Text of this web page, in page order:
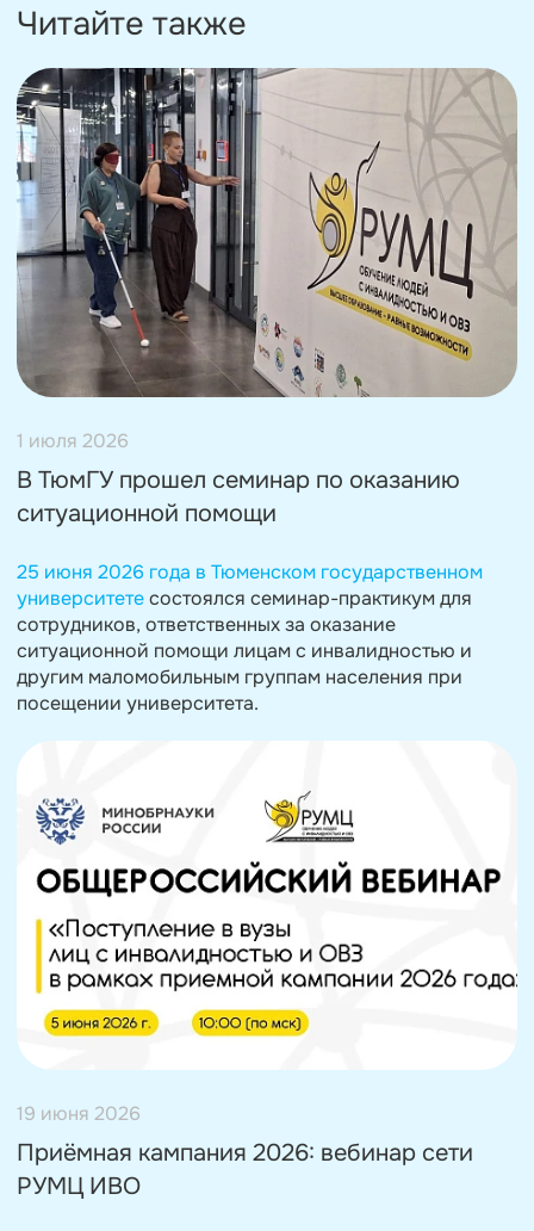
Читайте также
1 июля 2026
В ТюмГУ прошел семинар по оказанию
ситуационной помощи
25 июня 2026 года в Тюменском государственном
университетесостоялся семинар-практикум для
сотрудников, ответственных за оказание
ситуационной помощи лицам с инвалидностью и
другим маломобильным группам населения при
посещении университета.
19 июня 2026
Приёмная кампания 2026: вебинар сети
РУМЦ ИВО